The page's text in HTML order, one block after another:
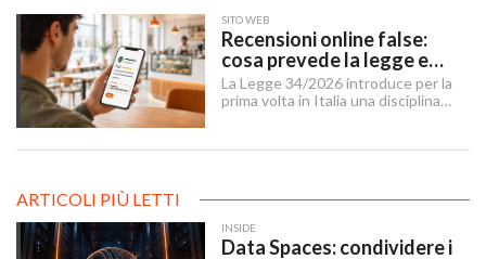
SITO WEB
Recensioni online false:
cosa prevede la legge e
cosa possono fare le
imprese
La Legge 34/2026 introduce per la
prima volta in Italia una disciplina
ristorazione e del turismo.
ARTICOLI PIÙ LETTI
INSIDE
Data Spaces: condividere i